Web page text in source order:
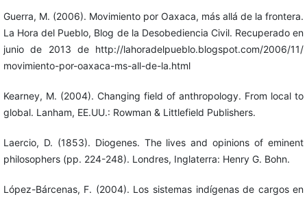
Guerra, M. (2006). Movimiento por Oaxaca, más allá de la frontera.
La Hora del Pueblo, Blog de la Desobediencia Civil. Recuperado en
junio de 2013 de http://lahoradelpueblo.blogspot.com/2006/11/
movimiento-por-oaxaca-ms-all-de-la.html
Kearney, M. (2004). Changing field of anthropology. From local to
global. Lanham, EE.UU.: Rowman & Littlefield Publishers.
Laercio, D. (1853). Diogenes. The lives and opinions of eminent
philosophers (pp. 224-248). Londres, Inglaterra: Henry G. Bohn.
López-Bárcenas, F. (2004). Los sistemas indígenas de cargos en